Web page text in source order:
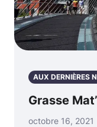
AUX DERNIÈRES
Grasse
octobre 16, 2021